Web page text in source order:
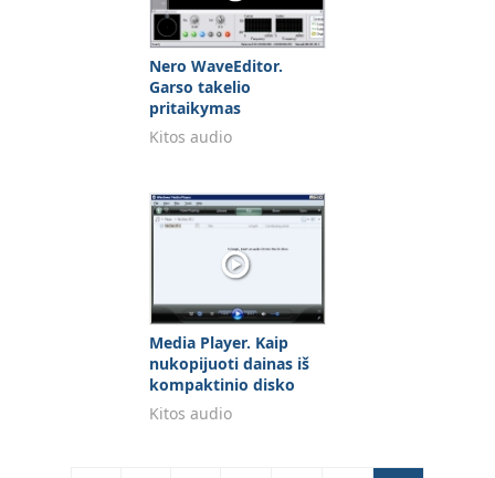
Nero WaveEditor.
Garso takelio
pritaikymas
skirtingoms garso
sistemoms
Kitos audio
Media Player. Kaip
nukopijuoti dainas iš
kompaktinio disko
mp3 formatu?
Kitos audio